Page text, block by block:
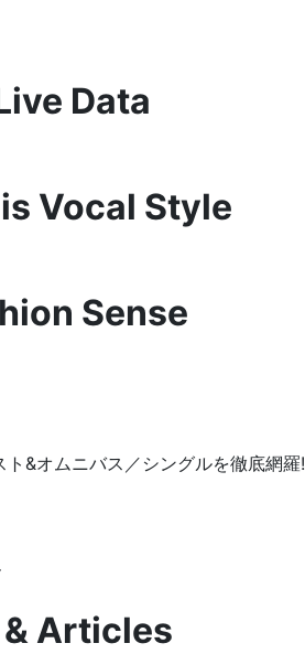
Data
Vocal Style
Sense
&オムニバス／シングルを徹底網羅!
Articles